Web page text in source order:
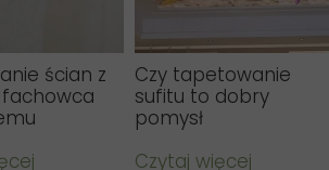
ścian z
Czy tapetowanie
sufitu to dobry
pomysł
Czytaj więcej